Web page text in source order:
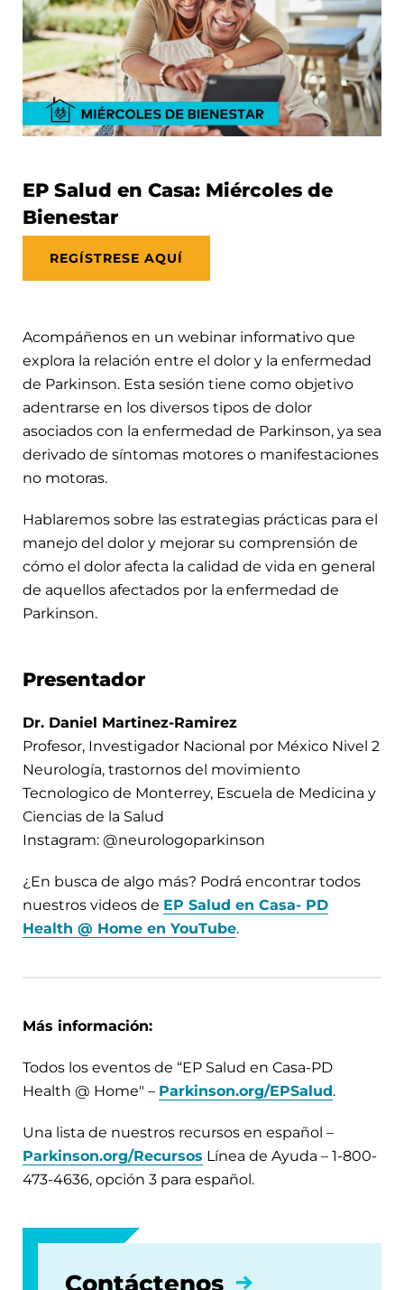
EP Salud en Casa: Miércoles de
Bienestar
REGÍSTRESE AQUÍ
Acompáñenos en un webinar informativo que
explora la relación entre el dolor y la enfermedad
de Parkinson. Esta sesión tiene como objetivo
adentrarse en los diversos tipos de dolor
asociados con la enfermedad de Parkinson, ya sea
derivado de síntomas motores o manifestaciones
no motoras.
Hablaremos sobre las estrategias prácticas para el
manejo del dolor y mejorar su comprensión de
cómo el dolor afecta la calidad de vida en general
de aquellos afectados por la enfermedad de
Parkinson.
Presentador
Dr. Daniel Martinez-Ramirez
Profesor, Investigador Nacional por México Nivel 2
Neurología, trastornos del movimiento
Tecnologico de Monterrey, Escuela de Medicina y
Ciencias de la Salud
Instagram: @neurologoparkinson
¿En busca de algo más? Podrá encontrar todos
nuestros videos de EP Salud en Casa- PD
Health @ Home en YouTube.
Más información:
Todos los eventos de “EP Salud en Casa-PD
Health @ Home" – Parkinson.org/EPSalud.
Una lista de nuestros recursos en español –
Parkinson.org/Recursos Línea de Ayuda – 1-800-
473-4636, opción 3 para español.
Contáctenos